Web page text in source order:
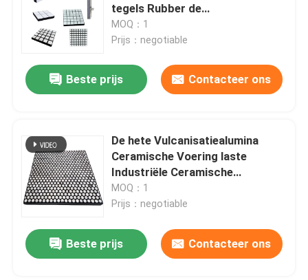
Thuis
Producten
Videos
tegels Rubber de
Hellingsvoeringen
MOQ：1
Prijs：negotiable
Beste prijs Contacteer ons
De hete Vulcanisatiealumina
Ceramische Voering laste
Industriële Ceramische
Voeringen voor Mineraal
MOQ：1
Prijs：negotiable
Beste prijs Contacteer ons